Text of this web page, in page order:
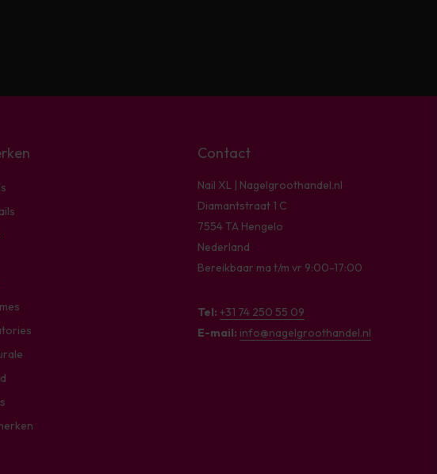
Contact
Nail XL | Nagelgroothandel.nl
Diamantstraat 1 C
7554 TA Hengelo
Nederland
Bereikbaar ma t/m vr 9:00-17:00
Tel: +31 74 250 55 09
E-mail: info@nagelgroothandel.nl